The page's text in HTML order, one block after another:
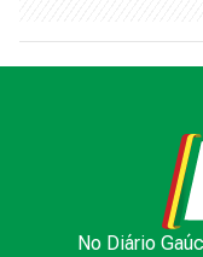
No Diário